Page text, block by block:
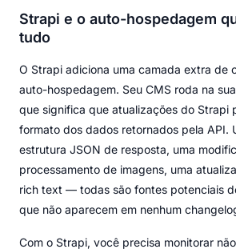
Strapi e o auto-hospedagem
tudo
O Strapi adiciona uma camada extra de
auto-hospedagem. Seu CMS roda na
que significa que atualizações do Strapi
formato dos dados retornados pela API.
estrutura JSON de resposta, uma
processamento de imagens, uma
rich text — todas são fontes potenciais
que não aparecem em nenhum
Com o Strapi, você precisa monitorar